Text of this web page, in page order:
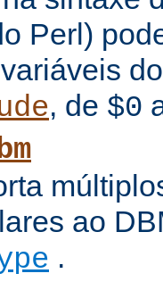
Perl)
, de $0
ao
.